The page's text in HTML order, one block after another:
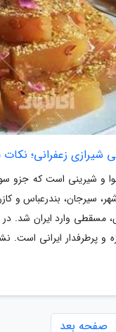
شیرازی زعفرانی؛ نکات
و شیرینی است که جزو
سیرجان، بندرعباس و
وارد ایران شد. در
پرطرفدار ایرانی است.
صفحه بعد